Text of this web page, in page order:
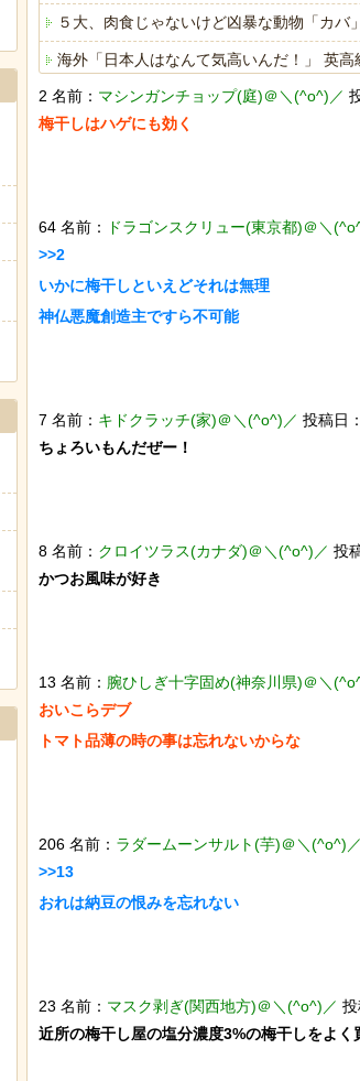
５大、肉食じゃないけど凶暴な動物「カバ
海外「日本人はなんて気高いんだ！」 英
海外「日本人はなんて気高いんだ！」 英
ヒーローのサバイバルアクション Siege
Powered by livedoor 相互RSS
2 名前： マシンガンチョップ(庭)＠＼(^o^)／
梅干しはハゲにも効く
64 名前： ドラゴンスクリュー(東京都)＠＼
>>2
いかに梅干しといえどそれは無理
神仏悪魔創造主ですら不可能
7 名前： キドクラッチ(家)＠＼(^o^)／ 投稿日
ちょろいもんだぜー！
8 名前： クロイツラス(カナダ)＠＼(^o^)／ 投
かつお風味が好き
13 名前： 腕ひしぎ十字固め(神奈川県)＠＼
おいこらデブ
トマト品薄の時の事は忘れないからな
206 名前： ラダームーンサルト(芋)＠＼(^o^)／
>>13
おれは納豆の恨みを忘れない
23 名前： マスク剥ぎ(関西地方)＠＼(^o^)／
近所の梅干し屋の塩分濃度3%の梅干しをよく